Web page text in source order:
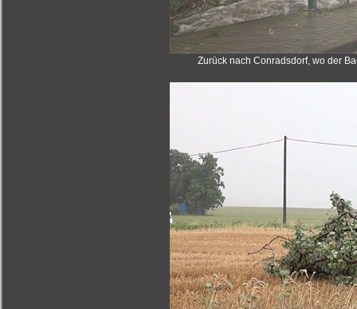
Zurück nach Conradsdorf, wo der